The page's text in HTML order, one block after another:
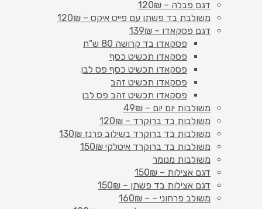
דגם פבלה – 120₪
משולבת בד פשתן עם פייט איקס – 120₪
דגם פסקאדו – 139₪
פסקאדו בד קרושה 80 ש"ח
פסקאדו תכשיט כסף
פסקאדו תכשיט כסף פס לבן
פסקאדו תכשיט זהב
פסקאדו תכשיט זהב פס לבן
משולבות יום יום – 49₪
משולבות בד ברוקרד – 120₪
משולבות בד ברוקרד בשילוב פרנז 130₪
משולבות בד ברוקרד איטלקי 150₪
משולבות מנומר
דגם אצילות – 150₪
דגם אצילות בד פשתן – 150₪
משולב פרחוני – – 160₪